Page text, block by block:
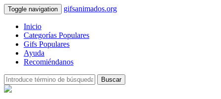
Toggle navigation gifsanimados.org
Inicio
Categorías Populares
Gifs Populares
Ayuda
Recomiéndanos
Buscar